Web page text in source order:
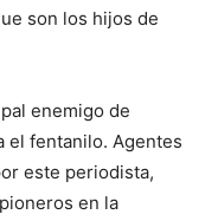
son los hijos de
enemigo de
el fentanilo. Agentes
este periodista,
en la